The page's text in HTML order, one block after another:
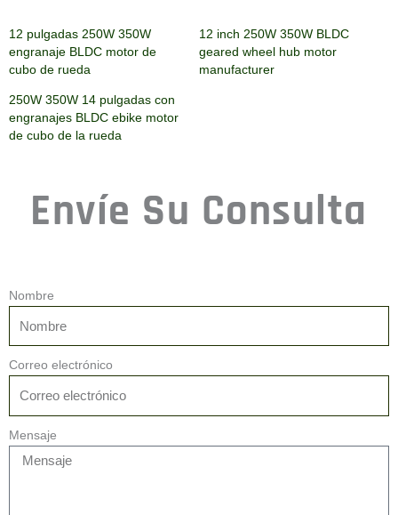
12 pulgadas 250W 350W
engranaje BLDC motor de
cubo de rueda
12 inch 250W 350W BLDC
geared wheel hub motor
manufacturer
250W 350W 14 pulgadas con
engranajes BLDC ebike motor
de cubo de la rueda
Envíe Su Consulta
Nombre
Correo electrónico
Mensaje